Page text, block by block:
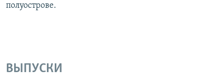
полуострове.
ВЫПУСКИ